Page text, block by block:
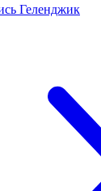
Геленджик